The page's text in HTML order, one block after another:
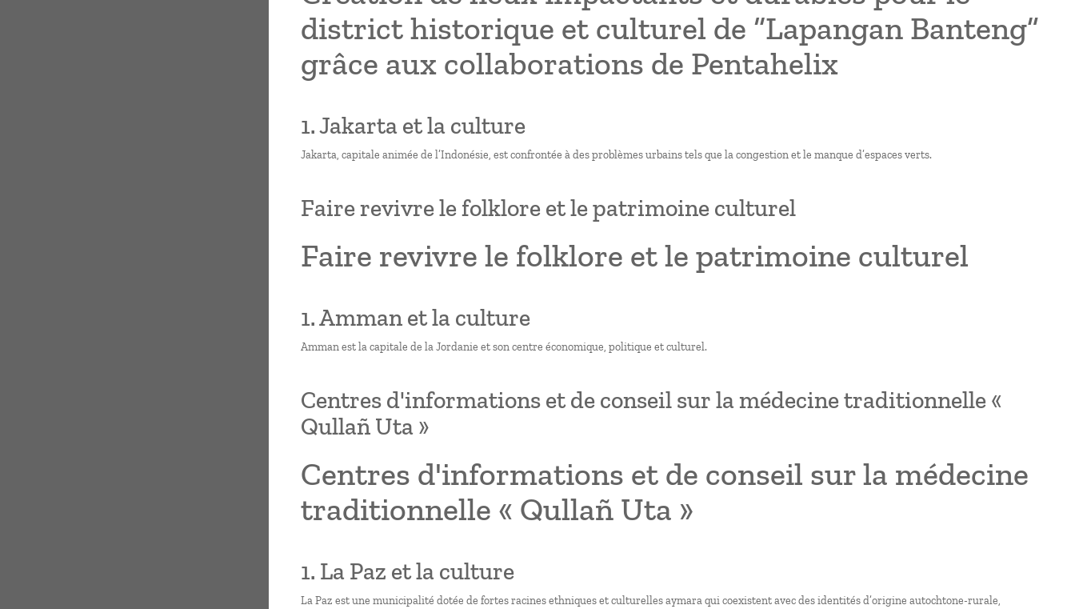
district historique et culturel de “Lapangan Banteng”
grâce aux collaborations de Pentahelix
1. Jakarta et la culture
Jakarta, capitale animée de l’Indonésie, est confrontée à des problèmes urbains tels que la congestion et le manque d’espaces verts.
Faire revivre le folklore et le patrimoine culturel
Faire revivre le folklore et le patrimoine culturel
1. Amman et la culture
Amman est la capitale de la Jordanie et son centre économique, politique et culturel.
Centres d'informations et de conseil sur la médecine traditionnelle «
Qullañ Uta »
Centres d'informations et de conseil sur la médecine
traditionnelle « Qullañ Uta »
1. La Paz et la culture
La Paz est une municipalité dotée de fortes racines ethniques et culturelles aymara qui coexistent avec des identités d’origine autochtone-rurale,